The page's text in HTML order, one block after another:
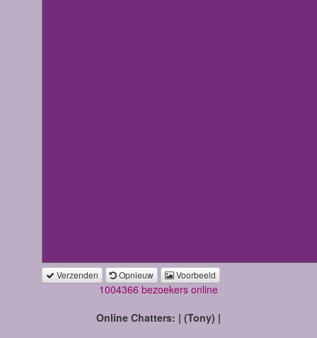
Verzenden Opnieuw Voorbeeld
1004366 bezoekers online
Online Chatters: | (Tony) |